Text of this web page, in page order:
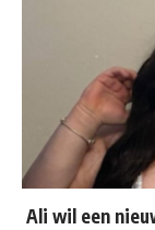
Ali wil een